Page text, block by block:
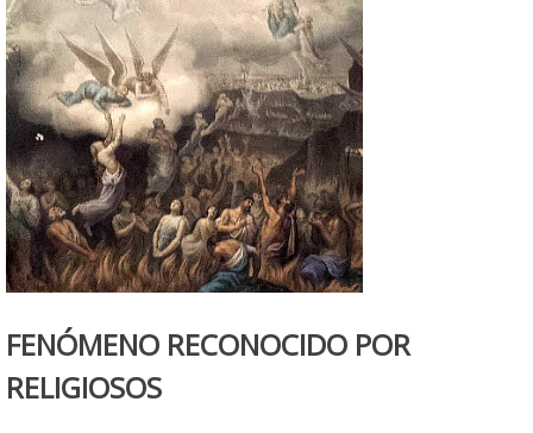
FENÓMENO RECONOCIDO POR
RELIGIOSOS